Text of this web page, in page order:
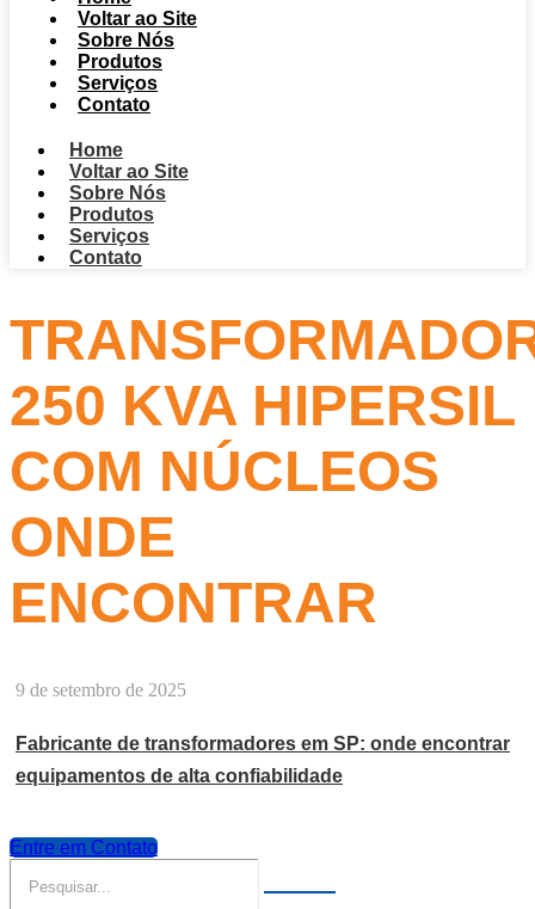
Voltar ao Site
Sobre Nós
Produtos
Serviços
Contato
Home
Voltar ao Site
Sobre Nós
Produtos
Serviços
Contato
250 KVA HIPERSIL
COM NÚCLEOS
ONDE
ENCONTRAR
9 de setembro de 2025
Fabricante de transformadores em SP: onde encontrar
equipamentos de alta confiabilidade
Entre em Contato